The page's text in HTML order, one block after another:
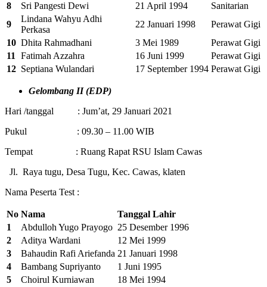
8
Sri Pangesti Dewi 21 April 1994
Sanitarian
9
Lindana Wahyu Adhi
Perkasa
22 Januari 1998
Perawat Gigi
10 Dhita Rahmadhani 3 Mei 1989
Perawat Gigi
11 Fatimah Azzahra 16 Juni 1999
Perawat Gigi
12 Septiana Wulandari 17 September 1994 Perawat Gigi
Gelombang II (EDP)
Hari /tanggal : Jum’at, 29 Januari 2021
Pukul : 09.30 – 11.00 WIB
Tempat : Ruang Rapat RSU Islam Cawas
Jl. Raya tugu, Desa Tugu, Kec. Cawas, klaten
Nama Peserta Test :
No Nama
Tanggal Lahir
1
Abdulloh Yugo Prayogo 25 Desember 1996
2
Aditya Wardani
12 Mei 1999
3
Bahaudin Rafi Ariefanda 21 Januari 1998
4
Bambang Supriyanto
1 Juni 1995
5
Choirul Kurniawan
18 Mei 1994